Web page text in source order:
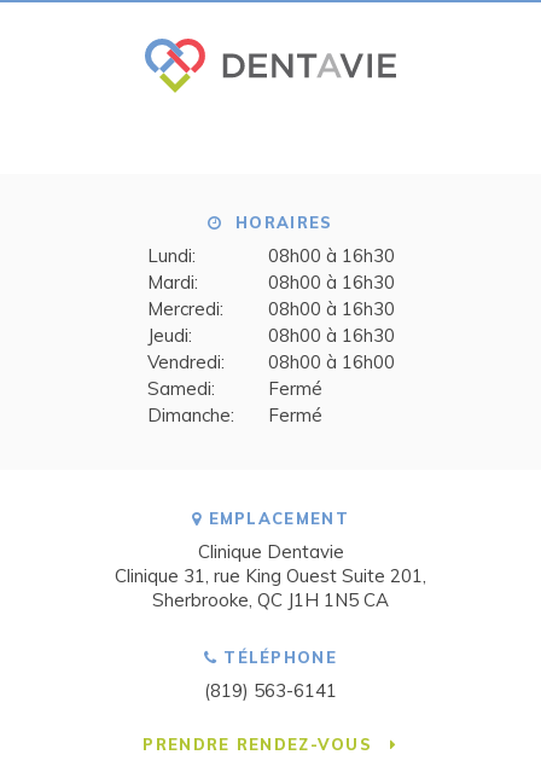
HORAIRES
Lundi:
08h00 à 16h30
Mardi:
08h00 à 16h30
Mercredi:
08h00 à 16h30
Jeudi:
08h00 à 16h30
Vendredi:
08h00 à 16h00
Samedi:
Fermé
Dimanche:
Fermé
EMPLACEMENT
Clinique Dentavie
Clinique 31, rue King Ouest Suite 201
Sherbrooke QC J1H 1N5 CA
TÉLÉPHONE
(819) 563-6141
PRENDRE RENDEZ-VOUS